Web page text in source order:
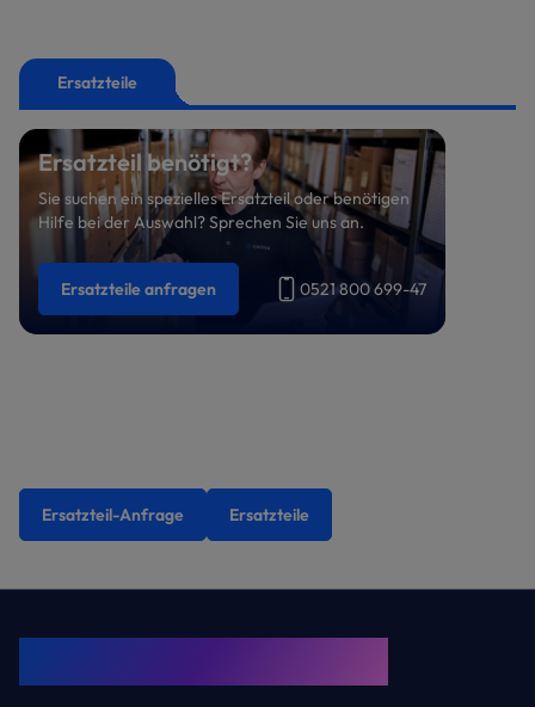
Ersatzteile
Ersatzteil benötigt?
Sie suchen ein spezielles Ersatzteil oder benötigen
Hilfe bei der Auswahl? Sprechen Sie uns an.
Ersatzteile anfragen 0521 800 699-47
Ersatzteil-Anfrage Ersatzteile